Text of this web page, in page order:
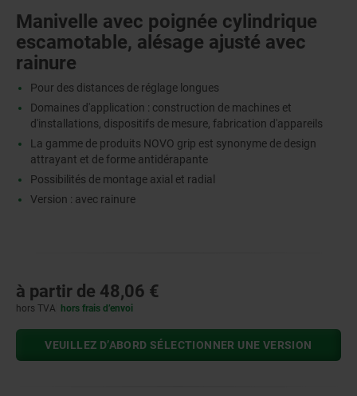
Manivelle avec poignée cylindrique
escamotable, alésage ajusté avec
rainure
Pour des distances de réglage longues
Domaines d'application : construction de machines et
d'installations, dispositifs de mesure, fabrication d'appareils
La gamme de produits NOVO grip est synonyme de design
attrayant et de forme antidérapante
Possibilités de montage axial et radial
Version : avec rainure
à partir de 48,06 €
hors TVA hors frais d’envoi
VEUILLEZ D’ABORD SÉLECTIONNER UNE VERSION